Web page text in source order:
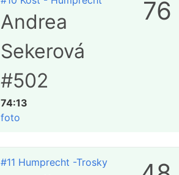
Andrea
Sekerová
#502
74:13
foto
76
#11 Humprecht -Trosky